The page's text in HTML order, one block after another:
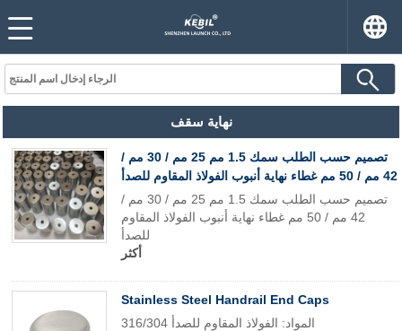
نهاية سقف
تصميم حسب الطلب سمك 1.5 مم 25 مم / 30 مم /
42 مم / 50 مم غطاء نهاية أنبوب الفولاذ المقاوم للصدأ
تصميم حسب الطلب سمك 1.5 مم 25 مم / 30 مم /
42 مم / 50 مم غطاء نهاية أنبوب الفولاذ المقاوم
للصدأ
أكثر
Stainless Steel Handrail End Caps
المواد: الفولاذ المقاوم للصدأ 316/304